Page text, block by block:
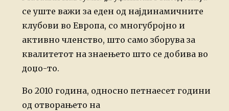
се уште важи за еден од најдинамичните
клубови во Европа, со многубројно и
активно членство, што само зборува за
квалитетот на знаењето што се добива во
доџо-то.
Во 2010 година, односно петнаесет години
од отворањето на